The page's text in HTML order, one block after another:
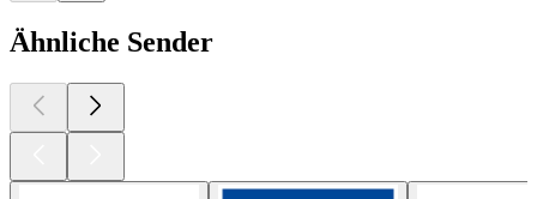
Ähnliche Sender